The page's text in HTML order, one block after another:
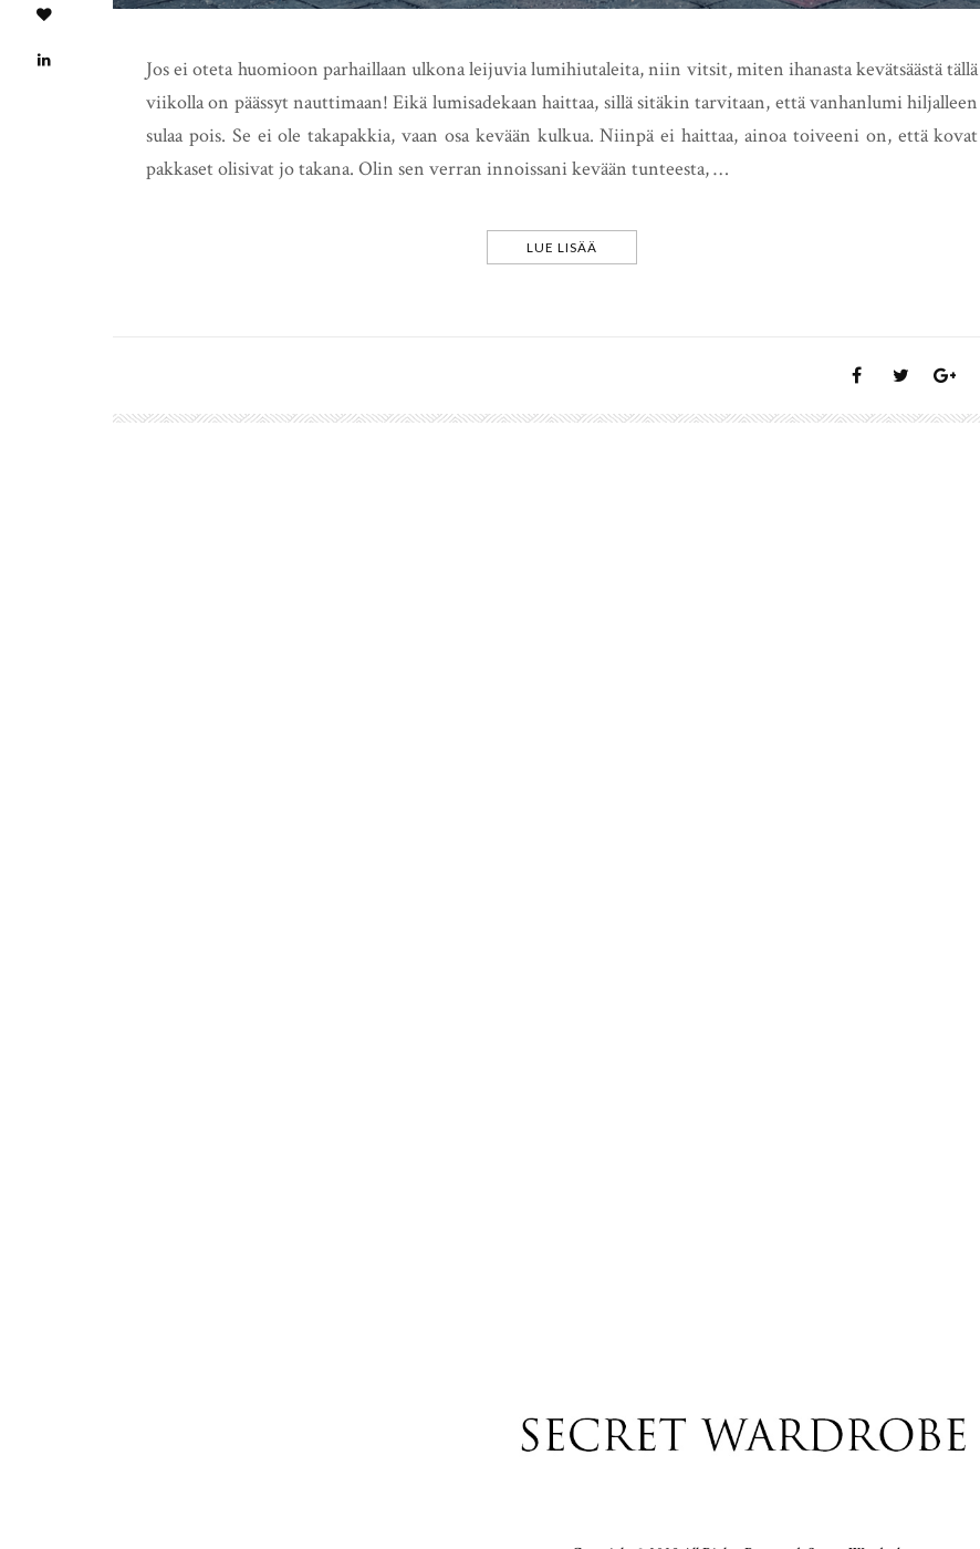
Jos ei oteta huomioon parhaillaan ulkona leijuvia lumihiutaleita, niin vitsit, miten ihanasta kevätsäästä tällä
viikolla on päässyt nauttimaan! Eikä lumisadekaan haittaa, sillä sitäkin tarvitaan, että vanhanlumi hiljalleen
sulaa pois. Se ei ole takapakkia, vaan osa kevään kulkua. Niinpä ei haittaa, ainoa toiveeni on, että kovat
pakkaset olisivat jo takana. Olin sen verran innoissani kevään tunteesta, …
LUE LISÄÄ